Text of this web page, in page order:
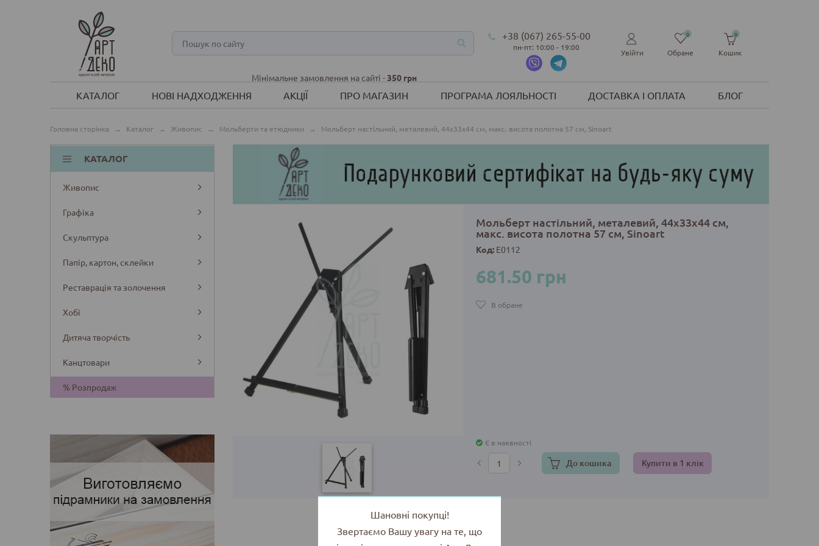
Мінімальне замовлення на сайті -350 грн
+38 (067) 265-55-00
пн-пт: 10:00 - 19:00
Увійти Обране
0
Кошик
0
КАТАЛОГ НОВІ НАДХОДЖЕННЯ АКЦІЇ ПРО МАГАЗИН ПРОГРАМА ЛОЯЛЬНОСТІ ДОСТАВКА І ОПЛАТА БЛОГ
Головна сторінка → Каталог → Живопис → Мольберти та етюдники → Мольберт настільний, металевий, 44х33х44 см, макс. висота полотна 57 см, Sinoart
КАТАЛОГ
Живопис
Графіка
Скульптура
Папір, картон, склейки
Реставрація та золочення
Хобі
Дитяча творчість
Канцтовари
% Розпродаж
Мольберт настільний, металевий, 44х33х44 см,
макс. висота полотна 57 см, Sinoart
Код: E0112
681.50 грн
В обране
Є в наявності
До кошика Купити в 1 клік
Шановні покупці!
Звертаємо Вашу увагу на те, що